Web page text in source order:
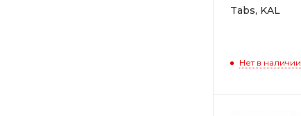
Tabs, KAL
Нет в наличии